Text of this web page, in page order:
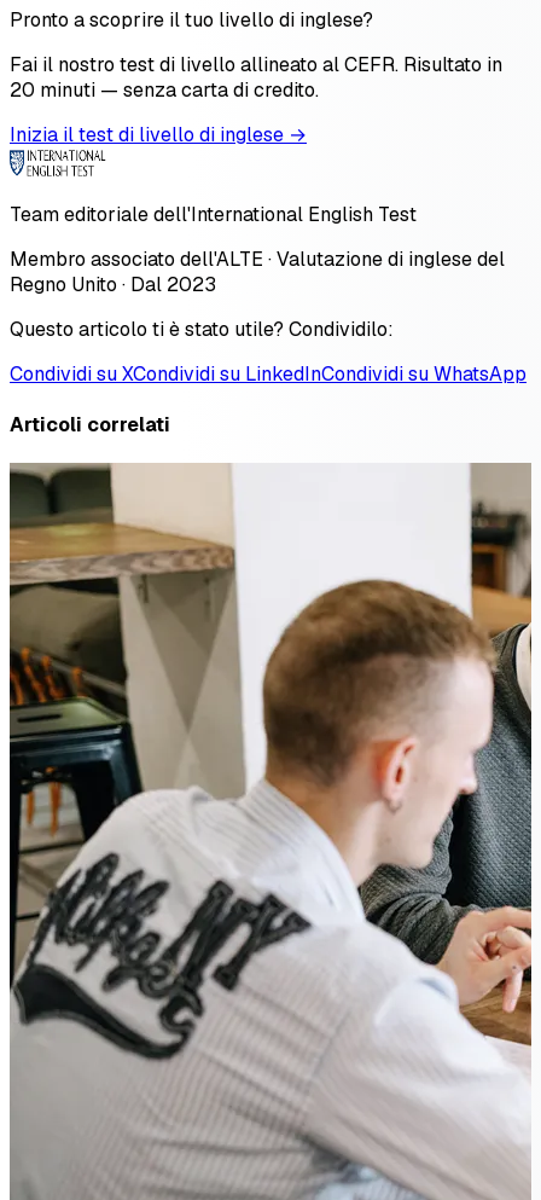
Pronto a scoprire il tuo livello di inglese?
Fai il nostro test di livello allineato al CEFR. Risultato in
20 minuti — senza carta di credito.
Inizia il test di livello di inglese →
Team editoriale dell'International English Test
Membro associato dell'ALTE · Valutazione di inglese del
Regno Unito · Dal 2023
Questo articolo ti è stato utile? Condividilo:
Condividi su XCondividi su LinkedInCondividi su WhatsApp
Articoli correlati